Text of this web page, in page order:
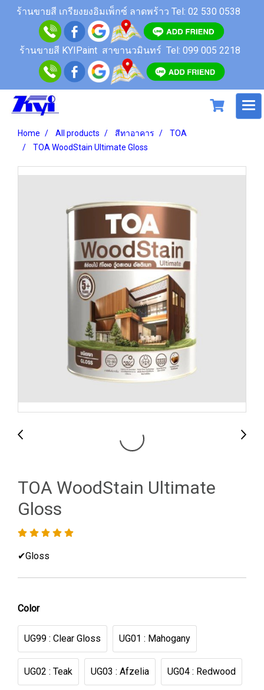
ร้านขายสี เกรียงยงอิมเพ็กซ์ ลาดพร้าว Tel: 02 530 0538
ร้านขายสี KYIPaint สาขานวมินทร์ Tel: 099 005 2218
Home All products สีทาอาคาร
TOA
TOA WoodStain Ultimate Gloss
TOA WoodStain Ultimate
Gloss
✔Gloss
Color
UG99 : Clear Gloss UG01 : Mahogany
UG02 : Teak UG03 : Afzelia UG04 : Redwood